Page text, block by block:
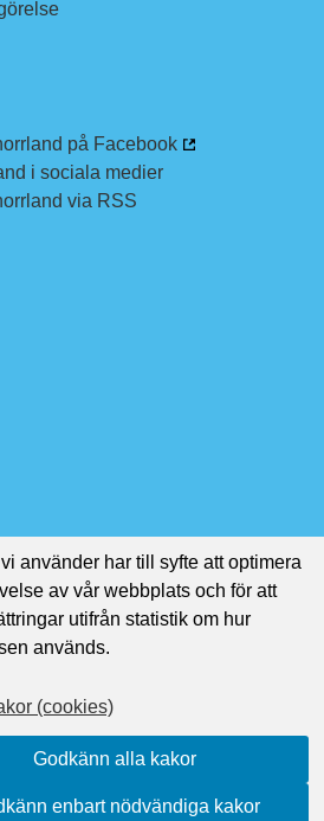
på Facebook
i sociala medier
via RSS
använder har till syfte att optimera
av vår webbplats och för att
utifrån statistik om hur
används.
(cookies)
Godkänn alla kakor
enbart nödvändiga kakor